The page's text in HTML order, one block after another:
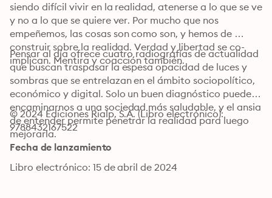
siendo difícil vivir en la realidad, atenerse a lo que se ve
y no a lo que se quiere ver. Por mucho que nos
empeñemos, las cosas son como son, y hemos de
construir sobre la realidad. Verdad y libertad se co-
implican. Mentira y coacción también.
Pensar al día ofrece cuatro radiografías de actualidad
que buscan traspasar la espesa opacidad de luces y
sombras que se entrelazan en el ámbito sociopolítico,
económico y digital. Solo un buen diagnóstico puede
encaminarnos a una sociedad más saludable, y el ansia
de entender permite penetrar la realidad para luego
mejorarla.
© 2024 Ediciones Rialp, S.A. (Libro electrónico):
9788432167522
Fecha de lanzamiento
Libro electrónico: 15 de abril de 2024